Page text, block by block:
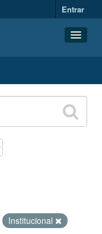
Entrar
Institucional